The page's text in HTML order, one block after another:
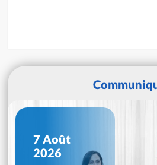
7 Août
2026